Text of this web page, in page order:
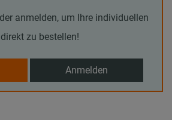
anmelden, um Ihre individuellen
zu bestellen!
Anmelden